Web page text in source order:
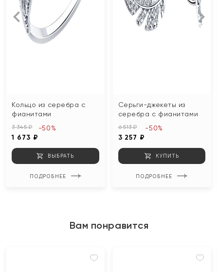
Кольцо из серебра с
фианитами
3 345 ₽
1 673 ₽
-50%
ВЫБРАТЬ
ПОДРОБНЕЕ
Серьги-джекеты из
серебра с фианитами
6 513 ₽
3 257 ₽
-50%
КУПИТЬ
ПОДРОБНЕЕ
Вам понравится